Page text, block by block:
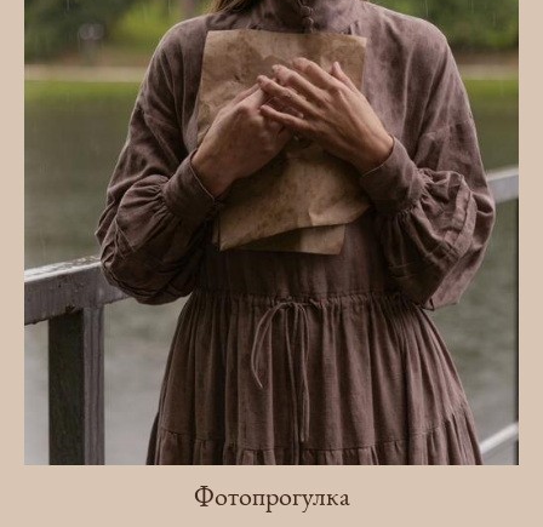
Фотопрогулка